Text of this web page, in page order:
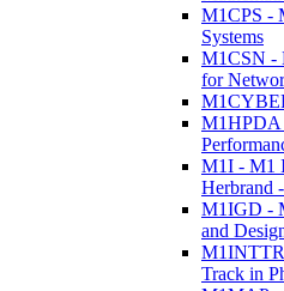
M1CPS -
Systems
M1CSN -
for
M1HPDA
M1I - M1
Herbrand
M1IGD -
and
Track in